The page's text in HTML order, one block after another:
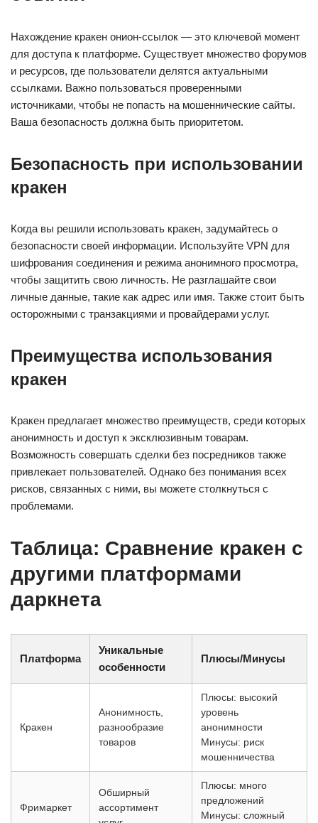
Нахождение кракен онион-ссылок — это ключевой момент
для доступа к платформе. Существует множество форумов
и ресурсов, где пользователи делятся актуальными
ссылками. Важно пользоваться проверенными
источниками, чтобы не попасть на мошеннические сайты.
Ваша безопасность должна быть приоритетом.
Безопасность при использовании
кракен
Когда вы решили использовать кракен, задумайтесь о
безопасности своей информации. Используйте VPN для
шифрования соединения и режима анонимного просмотра,
чтобы защитить свою личность. Не разглашайте свои
личные данные, такие как адрес или имя. Также стоит быть
осторожными с транзакциями и провайдерами услуг.
Преимущества использования
кракен
Кракен предлагает множество преимуществ, среди которых
анонимность и доступ к эксклюзивным товарам.
Возможность совершать сделки без посредников также
привлекает пользователей. Однако без понимания всех
рисков, связанных с ними, вы можете столкнуться с
проблемами.
Таблица: Сравнение кракен с
другими платформами
даркнета
Платформа
Уникальные
особенности
Плюсы/Минусы
Кракен
Анонимность,
разнообразие
товаров
Плюсы: высокий
уровень
анонимности
Минусы: риск
мошенничества
Фримаркет
Обширный
ассортимент
Плюсы: много
предложений
Минусы: сложный